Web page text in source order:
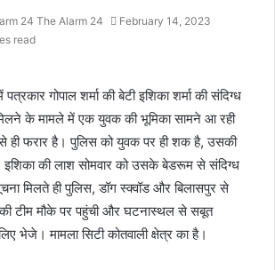
The Alarm 24
February 14, 2023
read
गोपाल शर्मा की बेटी इशिका शर्मा की संदिग्ध
मिलने के मामले में एक युवक की भूमिका सामने आ रही
ही फरार है। पुलिस को युवक पर ही शक है, उसकी
इशिका की लाश सोमवार को उसके बेडरूम से संदिग्ध
मिलते ही पुलिस, डॉग स्क्वॉड और बिलासपुर से
की टीम मौके पर पहुंची और घटनास्थल से सबूत
भेजे। मामला सिटी कोतवाली क्षेत्र का है।